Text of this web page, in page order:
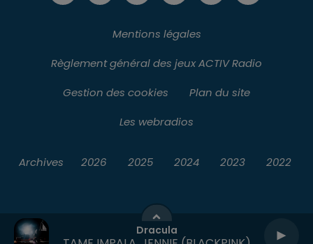
Dracula
Mentions légales
Règlement général des jeux ACTIV Radio
Gestion des cookies
Plan du site
Les webradios
Archives 2026 2025 2024 2023 2022